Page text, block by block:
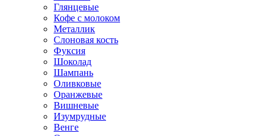
Глянцевые
Кофе с молоком
Металлик
Слоновая кость
Фуксия
Шоколад
Шампань
Оливковые
Оранжевые
Вишневые
Изумрудные
Венге